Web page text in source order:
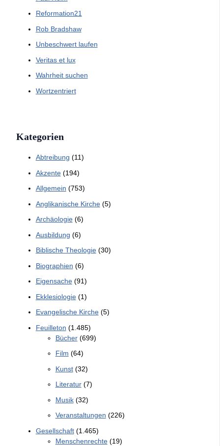
Reformation21
Rob Bradshaw
Unbeschwert laufen
Veritas et lux
Wahrheit suchen
Wortzentriert
Kategorien
Abtreibung (11)
Akzente(194)
Allgemein (753)
Anglikanische Kirche(5)
Archäologie(6)
Ausbildung (6)
Biblische Theologie(30)
Biographien (6)
Eigensache(91)
Ekklesiologie(1)
Evangelische Kirche(5)
Feuilleton (1.485)
Bücher(699)
Film (64)
Kunst(32)
Literatur(7)
Musik(32)
Veranstaltungen (226)
Gesellschaft(1.465)
Menschenrechte(19)